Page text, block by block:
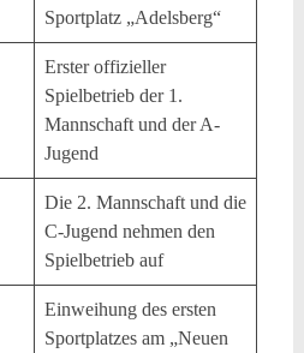
Sportplatz „Adelsberg“
Erster offizieller
Spielbetrieb der 1.
Mannschaft und der A-
Jugend
Die 2. Mannschaft und die
C-Jugend nehmen den
Spielbetrieb auf
Einweihung des ersten
Sportplatzes am „Neuen